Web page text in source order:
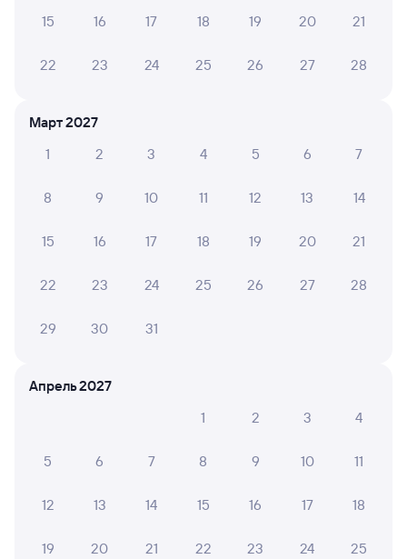
15 16 17 18 19 20 21
22 23 24 25 26 27 28
Март 2027
1
2 3 4 5 6 7
8 9 10 11 12 13 14
15 16 17 18 19 20 21
22 23 24 25 26 27 28
29 30 31
Апрель 2027
1
2 3 4
5 6 7 8 9 10 11
12 13 14 15 16 17 18
19 20 21 22 23 24 25